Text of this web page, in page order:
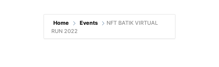
Home Events
NFT BATIK VIRTUAL
RUN 2022